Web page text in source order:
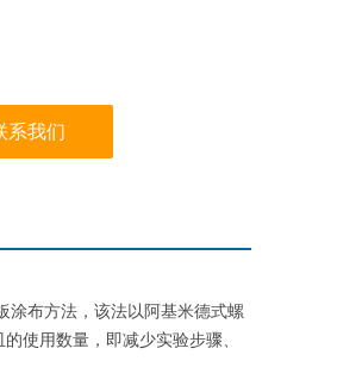
系我们
涂布方法，该法以阿基米德式螺
使用数量，即减少实验步骤、